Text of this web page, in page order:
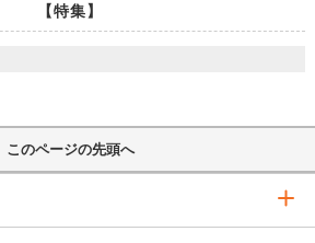
【特集】
このページの先頭へ